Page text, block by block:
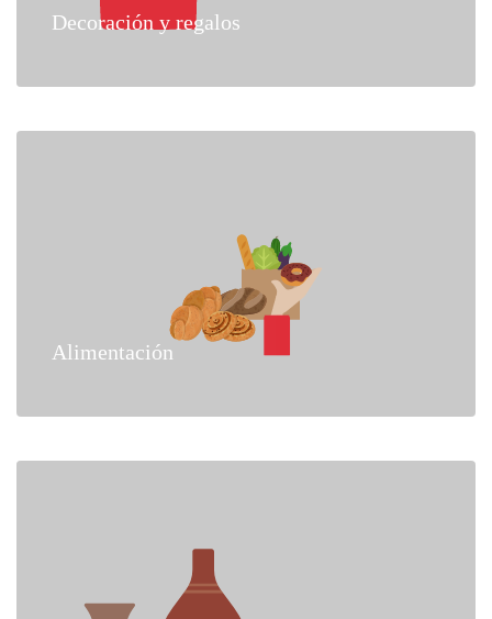
Decoración y regalos
Alimentación